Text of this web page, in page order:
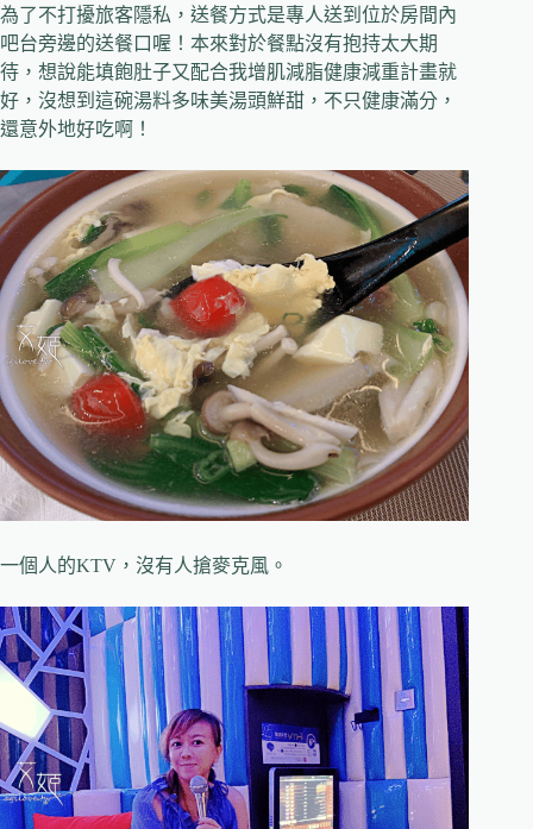
為了不打擾旅客隱私，送餐方式是專人送到位於房間內
吧台旁邊的送餐口喔！本來對於餐點沒有抱持太大期
待，想說能填飽肚子又配合我增肌減脂健康減重計畫就
好，沒想到這碗湯料多味美湯頭鮮甜，不只健康滿分，
還意外地好吃啊！
一個人的KTV，沒有人搶麥克風。